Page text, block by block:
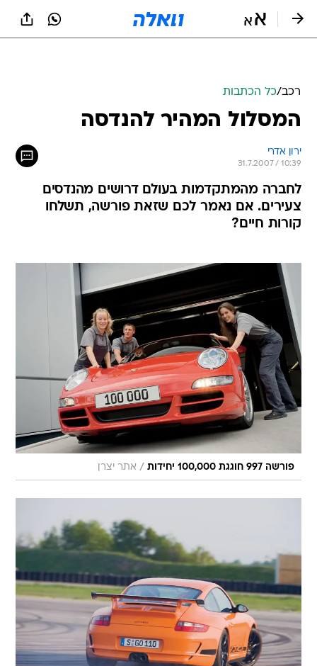
רכב/כל הכתבות
המסלול המהיר להנדסה
ירון אדרי
31.7.2007 / 10:39
לחברה מהמתקדמות בעולם דרושים מהנדסים
צעירים. אם נאמר לכם שזאת פורשה, תשלחו
קורות חיים?
פורשה 997 חוגגת 100,000 יחידות / אתר יצרן